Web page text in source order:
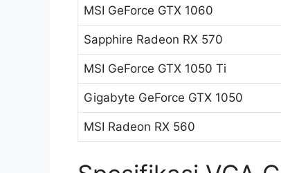
MSI GeForce GTX 1060
Sapphire Radeon RX 570
MSI GeForce GTX 1050 Ti
Gigabyte GeForce GTX 1050
MSI Radeon RX 560